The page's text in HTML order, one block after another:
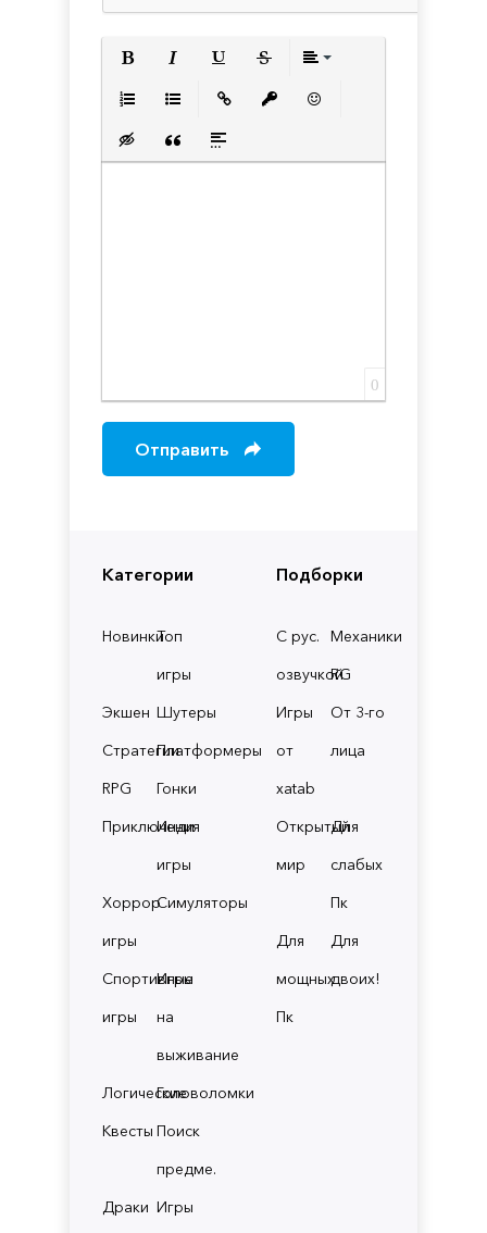
Категории
НовинкиТоп
игры
Экшен Шутеры
СтратегииПлатформеры
RPG
Гонки
Приключения
Инди
игры
Хоррор
игры
Симуляторы
Спортивные
игры
Игры
на
выживание
ЛогическиеГоловоломки
Квесты Поиск
предме.
Драки Игры
Подборки
С рус.
озвучкой
Механики
RG
Игры
от
xatab
От 3-го
лица
Открытый
мир
Для
слабых
Пк
Для
мощных
Пк
Для
двоих!
Вставка скрытого текста
Вставка цитаты
Вставка спойлера
0
Отправить